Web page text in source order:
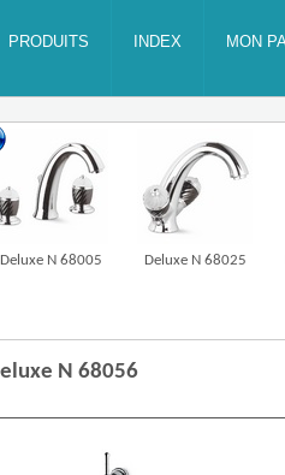
Deluxe N 68005 Deluxe N 68025